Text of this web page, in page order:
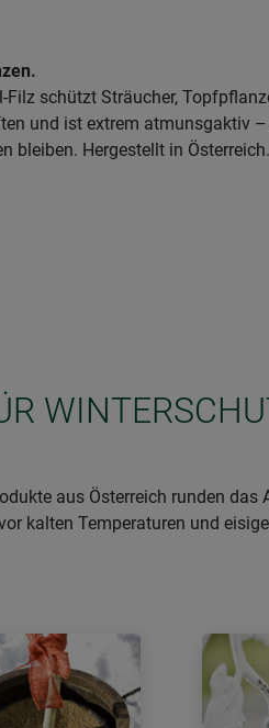
schützt Sträucher,
und ist extrem atmunsgaktiv
bleiben. Hergestellt in Österreich.
aus Österreich runden
kalten Temperaturen und